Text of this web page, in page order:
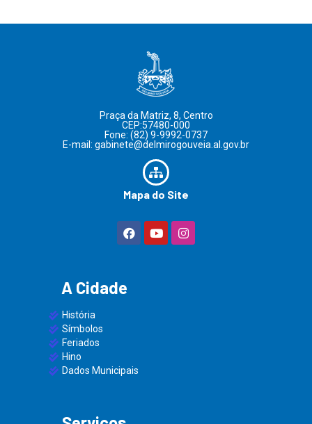
Praça da Matriz, 8, Centro
CEP:57480-000
Fone: (82) 9-9992-0737
E-mail: gabinete@delmirogouveia.al.gov.br
Mapa do Site
A Cidade
História
Símbolos
Feriados
Hino
Dados Municipais